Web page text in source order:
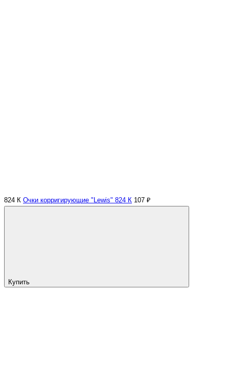
824 К Очки корригирующие "Lewis" 824 К 107 ₽
Купить